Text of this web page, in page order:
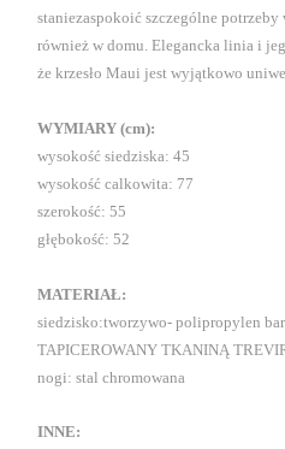
staniezaspokoić szczególne potrzeby
również w domu. Elegancka linia i
że krzesło Maui jest wyjątkowo
WYMIARY (cm):
wysokość siedziska: 45
wysokość calkowita: 77
szerokość: 55
głębokość: 52
MATERIAŁ:
siedzisko:tworzywo- polipropylen
TAPICEROWANY TKANINĄ
nogi: stal chromowana
INNE: